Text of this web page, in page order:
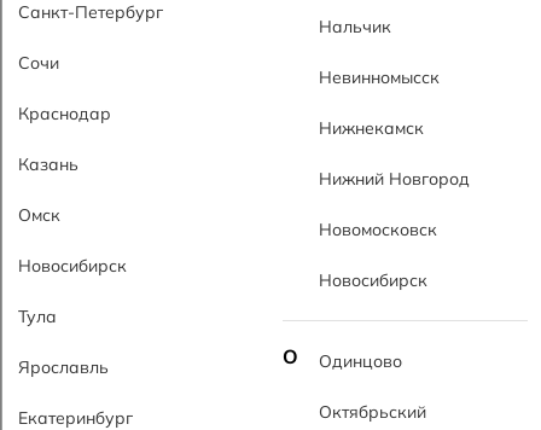
Санкт-Петербург
Сочи
Краснодар
Казань
Омск
Новосибирск
Тула
Ярославль
Екатеринбург
Нальчик
Невинномысск
Нижнекамск
Нижний Новгород
Новомосковск
Новосибирск
О Одинцово
Октябрьский